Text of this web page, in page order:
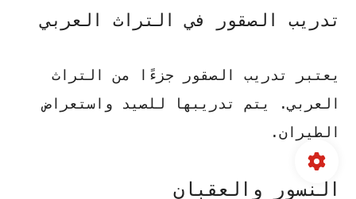
تدريب الصقور في التراث العربي
يعتبر تدريب الصقور جزءًا من التراث
العربي. يتم تدريبها للصيد واستعراض
الطيران.
النسور والعقبان